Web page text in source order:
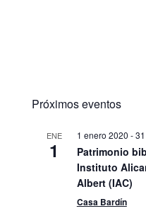
Próximos eventos
ENE
1
1 enero 2020 -
Patrimonio
Instituto
Albert (IAC)
Casa Bardín